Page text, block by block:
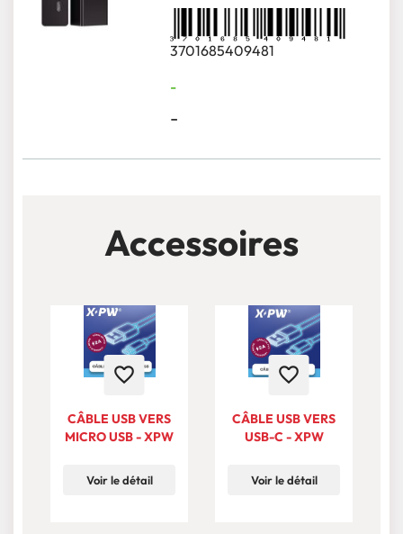
3701685409481
-
-
Accessoires
favorite_border
CÂBLE USB VERS
MICRO USB - XPW
Voir le détail
favorite_border
CÂBLE USB VERS
USB-C - XPW
Voir le détail